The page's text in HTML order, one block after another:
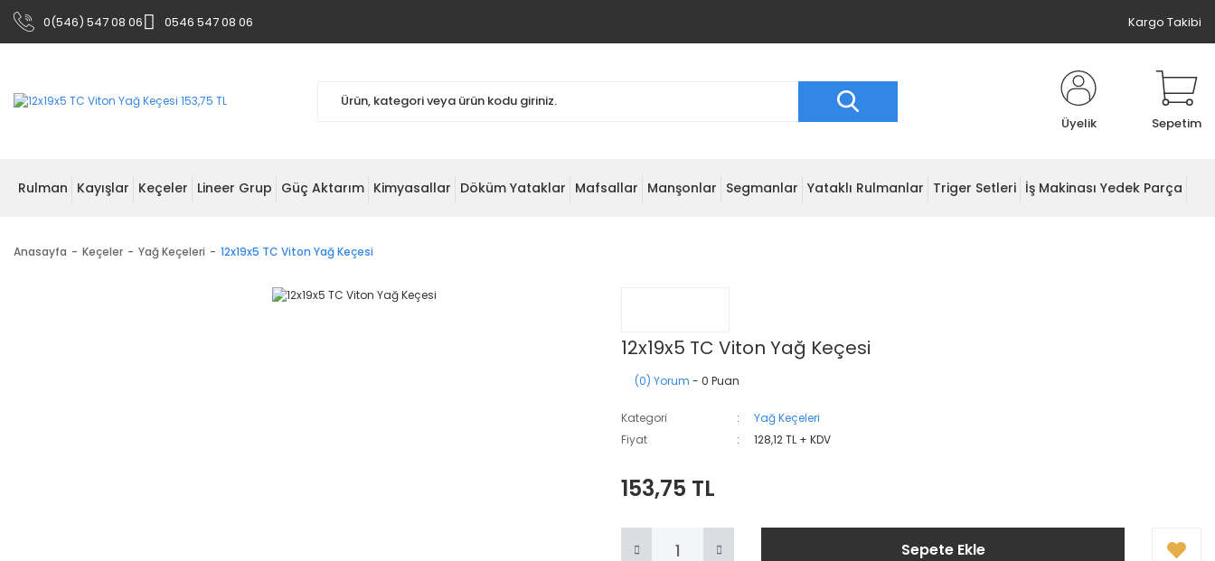
0(546) 547 08 06 0546 547 08 06 Kargo Takibi
Üyelik Sepetim
Rulman Kayışlar Keçeler Lineer Grup Güç Aktarım Kimyasallar Döküm Yataklar Mafsallar Manşonlar Segmanlar Yataklı Rulmanlar Triger Setleri İş Makinası Yedek Parça
Anasayfa Keçeler Yağ Keçeleri 12x19x5 TC Viton Yağ Keçesi
12x19x5 TC Viton Yağ Keçesi
(0) Yorum - 0 Puan
Kategori
Yağ Keçeleri
Fiyat
128,12 TL + KDV
153,75 TL
Sepete Ekle